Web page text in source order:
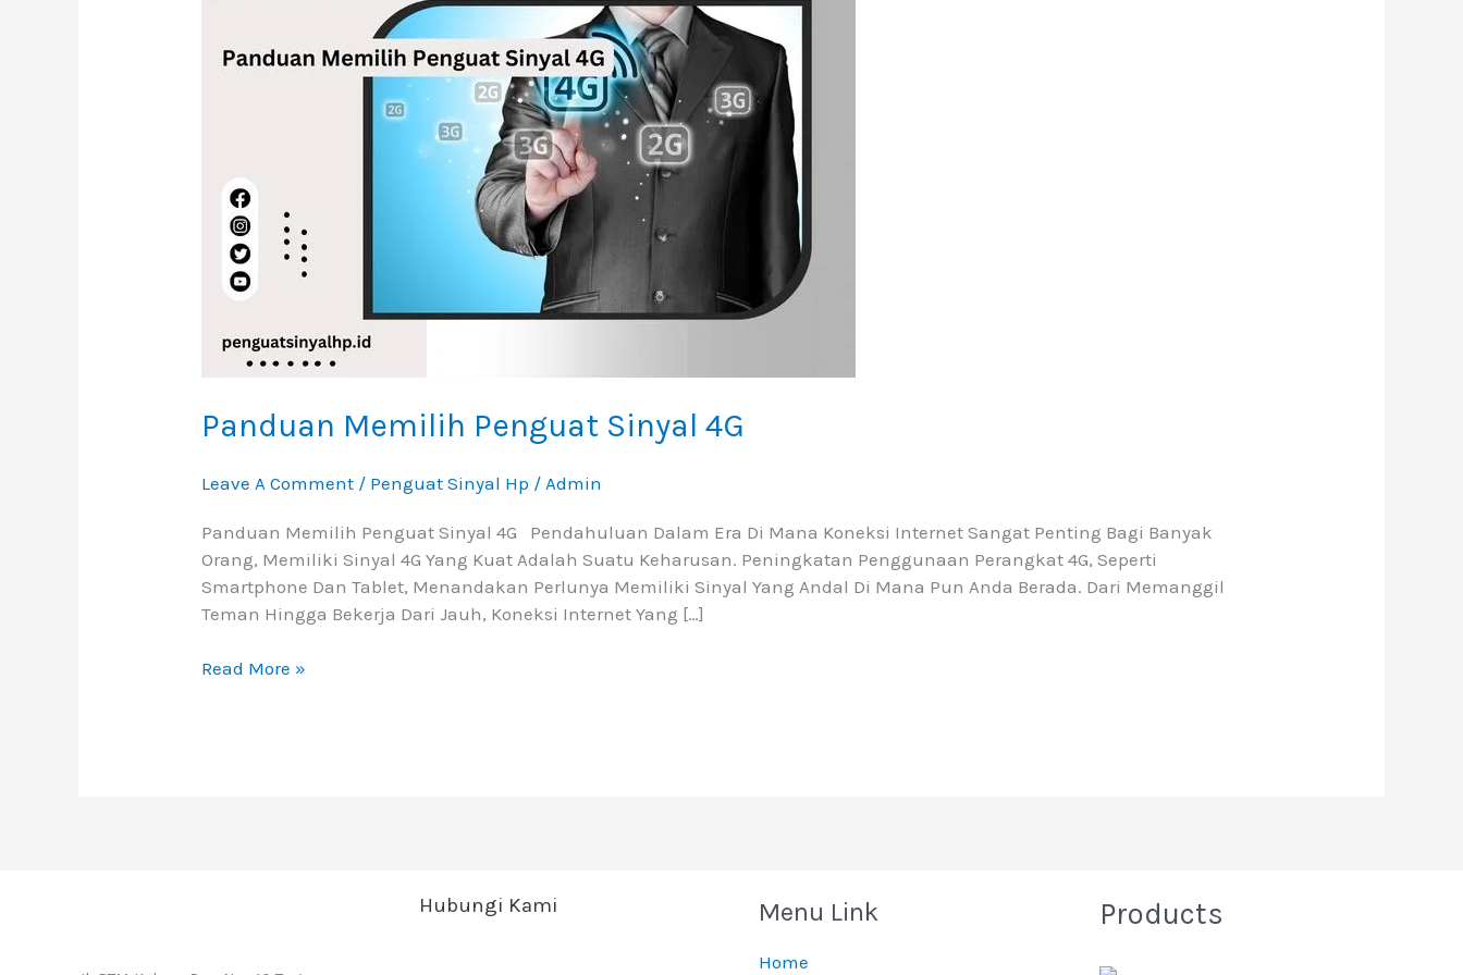
Panduan Memilih Penguat Sinyal 4G
Leave A Comment / Penguat Sinyal Hp /Admin
Panduan Memilih Penguat Sinyal 4G Pendahuluan Dalam Era Di Mana Koneksi Internet Sangat Penting Bagi Banyak
Orang, Memiliki Sinyal 4G Yang Kuat Adalah Suatu Keharusan. Peningkatan Penggunaan Perangkat 4G, Seperti
Smartphone Dan Tablet, Menandakan Perlunya Memiliki Sinyal Yang Andal Di Mana Pun Anda Berada. Dari Memanggil
Teman Hingga Bekerja Dari Jauh, Koneksi Internet Yang […]
4G
Read More »
Hubungi Kami Menu Link
Home
Products